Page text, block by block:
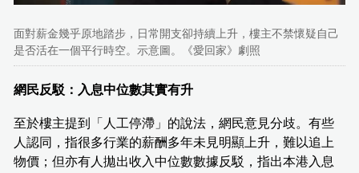
面對薪金幾乎原地踏步，日常開支卻持續上升，樓主不禁懷疑自己
是否活在一個平行時空。示意圖。《愛回家》劇照
網民反駁：入息中位數其實有升
至於樓主提到「人工停滯」的說法，網民意見分歧。有些
人認同，指很多行業的薪酬多年未見明顯上升，難以追上
物價；但亦有人拋出收入中位數數據反駁，指出本港入息